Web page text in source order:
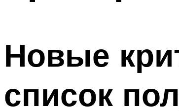
Новые
список